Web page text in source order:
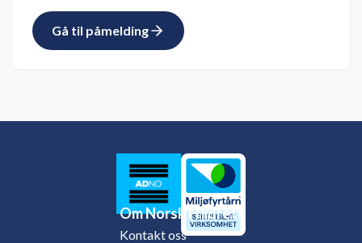
Gå til påmelding
Om Norsk Friidrett
Kontakt oss